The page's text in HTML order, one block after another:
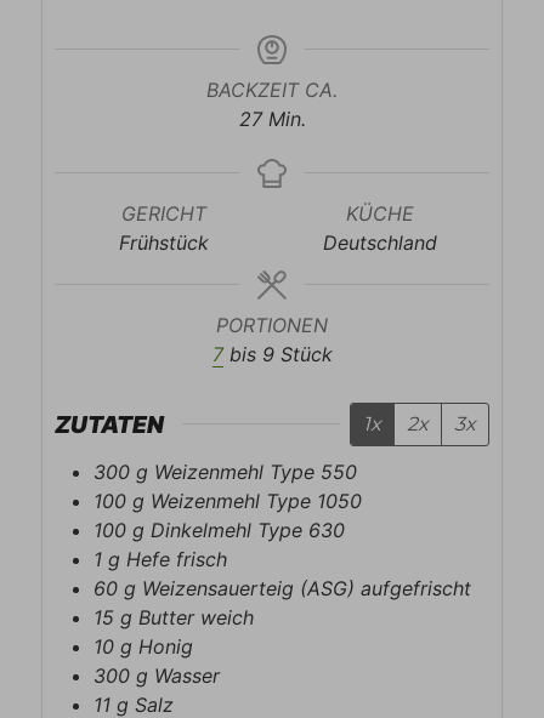
BACKZEIT CA.
27Minuten
Min.
GERICHT
Frühstück
KÜCHE
Deutschland
PORTIONEN
7 bis 9 Stück
ZUTATEN 1x 2x 3x
300 g Weizenmehl Type 550
100 g Weizenmehl Type 1050
100 g Dinkelmehl Type 630
1 g Hefe frisch
60 g Weizensauerteig (ASG) aufgefrischt
15 g Butter weich
10 g Honig
300 g Wasser
11 g Salz